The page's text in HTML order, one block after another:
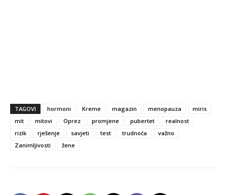
TAGOVI hormoni Kreme magazin menopauza
miris
mit
mitovi Oprez promjene pubertet
realnost
rizik
rješenje savjeti test trudnoća
važno
Zanimljivosti
žene